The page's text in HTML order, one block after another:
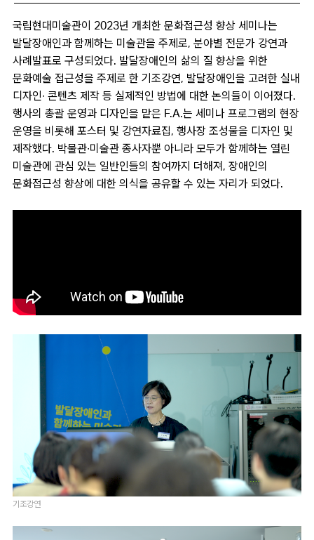
국립현대미술관이 2023년 개최한 문화접근성 향상 세미나는
발달장애인과 함께하는 미술관을 주제로, 분야별 전문가 강연과
사례발표로 구성되었다. 발달장애인의 삶의 질 향상을 위한
문화예술 접근성을 주제로 한 기조강연, 발달장애인을 고려한 실내
디자인∙ 콘텐츠 제작 등 실제적인 방법에 대한 논의들이 이어졌다.
행사의 총괄 운영과 디자인을 맡은 F.A.는 세미나 프로그램의 현장
운영을 비롯해 포스터 및 강연자료집, 행사장 조성물을 디자인 및
제작했다. 박물관∙미술관 종사자뿐 아니라 모두가 함께하는 열린
미술관에 관심 있는 일반인들의 참여까지 더해져, 장애인의
문화접근성 향상에 대한 의식을 공유할 수 있는 자리가 되었다.
기조강연